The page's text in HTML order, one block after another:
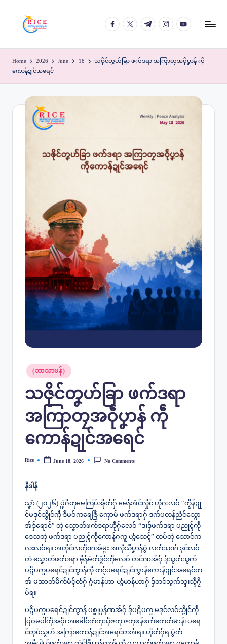
facebook.com
twitter.com
t.me instagram.com
youtube.com
Home 2026 June 18
သဇိုင်တၞဟ်ခြာ ဖက်ဒရာ အကြာတၠအဝဵုပၞာန် ကဵု
ကောန်ဍုင်အရေင်
Posted
in
(ဘာသာမန်)
သဇိုင်တၞဟ်ခြာ ဖက်ဒရာ
အကြာတၠအဝဵုပၞာန် ကဵု
ကောန်ဍုင်အရေင်
Posted
Rice June 18, 2026 No Comments
နိဒါန်
သၞာံ (၂၀၂၆) ပ္ဍဲဂိတုမေကြပ်အိုတ်ဂှ် မေန်အံင်လှိုင် ဟီုဂးလဝ် “ကၟိန်ဍု
င်မဒုင်သ္ဇိုင်ကဵု ဒဳမဝ်ကရေဇြဳ ကေုာမ် ဖက်ဒရာဂှ် ဒက်ပတန်ညံင်သ္ဂော
အ်ဒှ်ရောင်” တုဲ သၞောတ်ဖက်ဒရာဟီုဂှ်လေဝ် “ဒးဒှ်ဖက်ဒရာ ပညုၚ်ကဵု
ဒေသတုဲ ဖက်ဒရာ ပညုၚ်ကဵုကောန်ဂကူ ဟွံသေၚ်” ထပ်တုဲ သောင်က
လးလဝ်ရ။ အတိုင်လဟီုဏအ်မ္ဂး အလဵုသဳပၞာန်ဝွံ လက်သဏ် ဒုင်လဝ်
တဲ‌ သၞောတ်ဖက်ဒရာ ၜိုန်မံက်ဒၟံင်ကီုလေဝ် တင်ဏအ်ဂှ် ဒှ်သွဟ်သွက်
ပဋိပက္ခပရေင်ဍုင်ကွာန်ကီု တၚ်ပ‌ရေင်ဍုင်ကွာန်ကောန်ဍုင်အရေင်တ
အ် မအာတ်မိက်မံၚ်တံဂှ် ဂွံမာန်ဟာ-ဟွံမာန်ဟာဂှ် ဒှ်တင်သွက်သ္ဒးသ္ၚဳဂၠိ
ပ်ရ။
ပဋိပက္ခပရေင်ဍုင်ကွာန် ပစ္စုပ္ပန်ဏအ်ဂှ် ဒှ်ပဋိပက္ခ မဒုင်လဝ်သ္ဇိုင်ကဵု
ပြဝမပါ်ကဵုအဝဵု၊ အခေါင်ကံကုသဵုဇကု ဇကုဖန်ဖက်ကေတ်မာန်၊ ပရေ
င်တုပ်သၟဟ် အကြာကောန်ဍုင်အရေင်တအ်ရ။ ဟိုတ်ဂှ်ရ ပွံက်